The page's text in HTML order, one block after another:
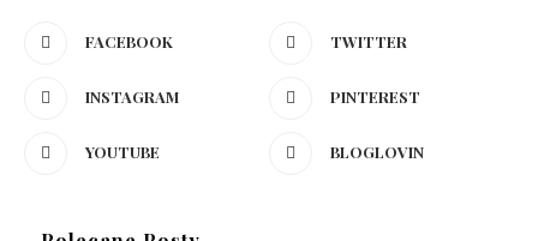
FACEBOOK TWITTER
INSTAGRAM PINTEREST
YOUTUBE BLOGLOVIN